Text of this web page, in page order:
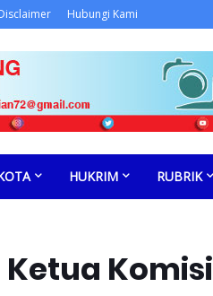
Hubungi Kami
HUKRIM RUBRIK
Komisi